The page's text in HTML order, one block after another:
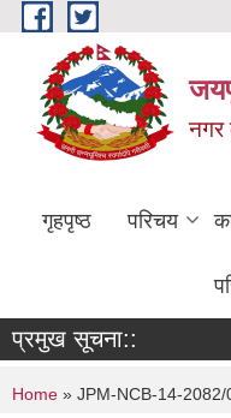
Skip to main content
नगर
गृहपृष्ठ परिचय
प्रमुख सूचना::
You are here
Home » JPM-NCB-14-2082/